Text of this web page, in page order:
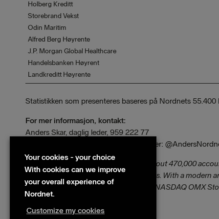
Holberg Kreditt
Storebrand Vekst
Odin Maritim
Alfred Berg Høyrente
J.P. Morgan Global Healthcare
Handelsbanken Høyrent
Landkreditt Høyrente
Statistikken som presenteres baseres på Nordnets
For mer informasjon, kontakt:
Anders Skar, daglig leder, 959 222 77
E-mail: anders.skar@nordnet.no | Twitter:
Nordnet is a Nordic online bank with about 470,000
services that simplifies savings and loans. With a modern
company, Nordnet AB (plc), is listed on NASDAQ OMX
www.nordnet.dk and www.nordnet.fi.
Your cookies - your choice
With cookies can we improve
your overall experience of
Nordnet.
Customize my cookies